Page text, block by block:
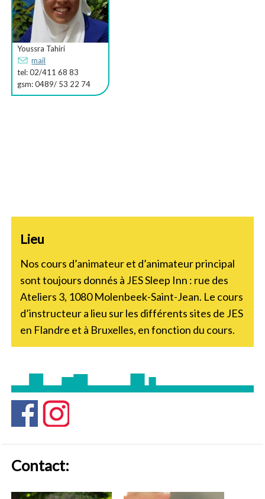
Youssra Tahiri
mail
tel: 02/411 68 83
gsm: 0489/ 53 22 74
Lieu
Nos cours d’animateur et d’animateur principal
sont toujours donnés à JES Sleep Inn : rue des
Ateliers 3, 1080 Molenbeek-Saint-Jean. Le cours
d’instructeur a lieu sur les différents sites de JES
en Flandre et à Bruxelles, en fonction du cours.
Contact: